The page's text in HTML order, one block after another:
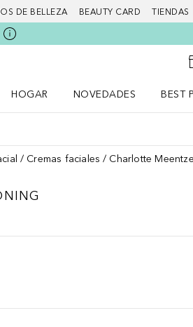
DE BELLEZA BEAUTY CARD TIENDAS
HOGAR
NOVEDADES
BEST
Cremas faciales Charlotte